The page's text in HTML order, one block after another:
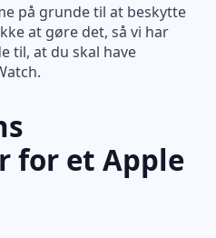
på grunde til at beskytte
at gøre det, så vi har
til, at du skal have
for et Apple